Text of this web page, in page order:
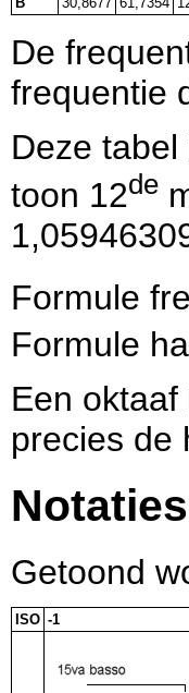
De
frequentie
Deze
toon 12de
Formule
Formule
Een
precies de
Getoond
ISO -1